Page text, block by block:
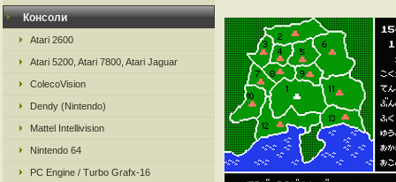
Консоли
Atari 2600
Atari 5200, Atari 7800, Atari Jaguar
ColecoVision
Dendy (Nintendo)
Mattel Intellivision
Nintendo 64
PC Engine / Turbo Grafx-16